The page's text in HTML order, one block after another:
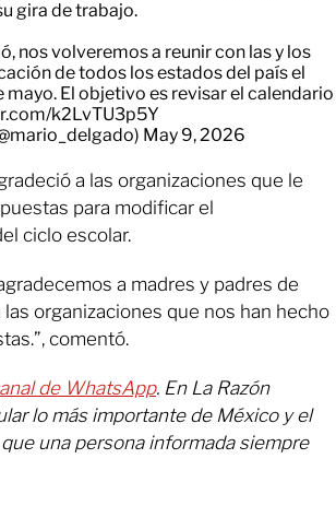
gira de trabajo.
nos volveremos a reunir con las y los
de todos los estados del país el
mayo. El objetivo es revisar el calendario
k2LvTU3p5Y
May 9, 2026
a las organizaciones que le
para modificar el
ciclo escolar.
a madres y padres de
las organizaciones que nos han hecho
comentó.
de WhatsApp. En La Razón
lo más importante de México y el
una persona informada siempre